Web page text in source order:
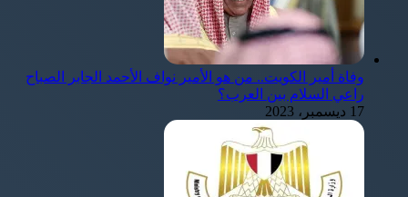
وفاة أمير الكويت.. من هو الأمير نواف الأحمد الجابر الصباح
راعي السلام بين العرب؟
17 ديسمبر، 2023